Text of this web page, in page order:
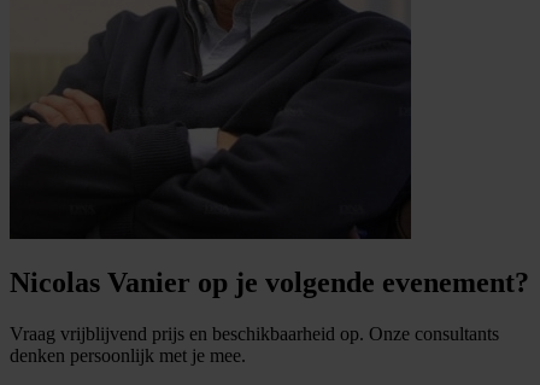
Nicolas Vanier op je volgende evenement?
Vraag vrijblijvend prijs en beschikbaarheid op. Onze consultants
denken persoonlijk met je mee.